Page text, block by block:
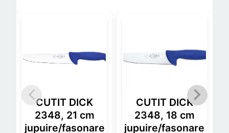
CUTIT DICK
2348, 21 cm
jupuire/fasonare
CUTIT DICK
2348, 18 cm
jupuire/fasonare